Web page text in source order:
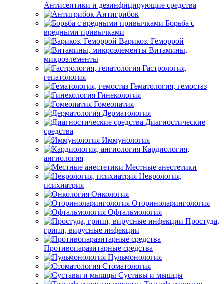
Антисептики и дезинфицирующие средства
Антигрибок
Борьба с
вредными привычками
Варикоз. Геморрой
Витамины,
микроэлементы
Гастрология,
гепатология
Гематология, гемостаз
Гинекология
Гомеопатия
Дерматология
Диагностические
средства
Иммунология
Кардиология,
ангиология
Местные анестетики
Неврология,
психиатрия
Онкология
Оториноларингология
Офтальмология
Простуда,
грипп, вирусные инфекции
Противопаразитарные средства
Пульмонология
Стоматология
Суставы и мышцы